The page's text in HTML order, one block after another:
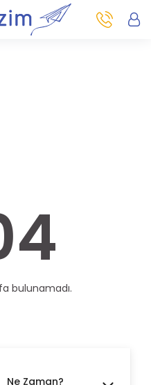
bulunamadı.
Ne Zaman?